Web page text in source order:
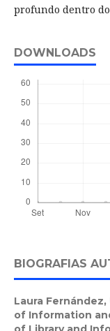
profundo dentro
DOWNLOADS
BIOGRAFIAS
Laura Fernández,
of Information